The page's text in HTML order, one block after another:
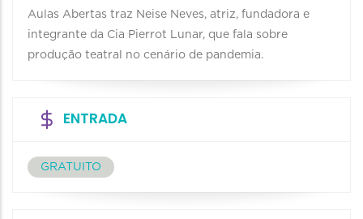
Aulas Abertas traz Neise Neves, atriz, fundadora e
integrante da Cia Pierrot Lunar, que fala sobre
produção teatral no cenário de pandemia.
ENTRADA
GRATUITO